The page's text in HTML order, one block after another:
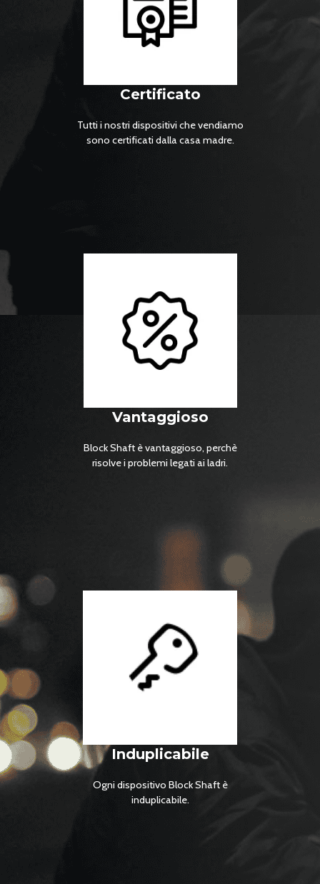
Certificato
Tutti i nostri dispositivi che vendiamo
sono certificati dalla casa madre.
Vantaggioso
Block Shaft è vantaggioso, perchè
risolve i problemi legati ai ladri.
Induplicabile
Ogni dispositivo Block Shaft è
induplicabile.